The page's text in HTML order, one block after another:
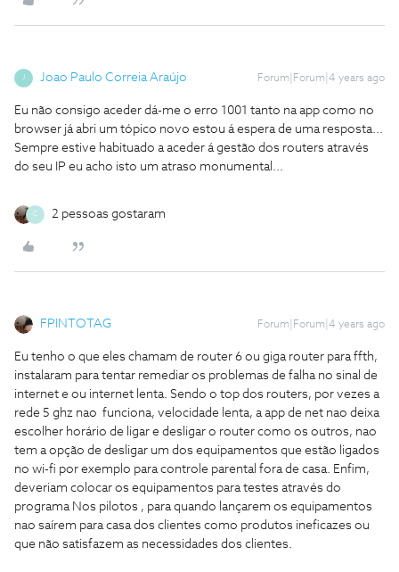
J Joao Paulo Correia Araújo Forum|Forum|4 years ago
Eu não consigo aceder dá-me o erro 1001 tanto na app como no
browser já abri um tópico novo estou á espera de uma resposta...
Sempre estive habituado a aceder á gestão dos routers através
do seu IP eu acho isto um atraso monumental...
C 2 pessoas gostaram
FPINTOTAG Forum|Forum|4 years ago
Eu tenho o que eles chamam de router 6 ou giga router para ffth,
instalaram para tentar remediar os problemas de falha no sinal de
internet e ou internet lenta. Sendo o top dos routers, por vezes a
rede 5 ghz nao funciona, velocidade lenta, a app de net nao deixa
escolher horário de ligar e desligar o router como os outros, nao
tem a opção de desligar um dos equipamentos que estão ligados
no wi-fi por exemplo para controle parental fora de casa. Enfim,
deveriam colocar os equipamentos para testes através do
programa Nos pilotos , para quando lançarem os equipamentos
nao saírem para casa dos clientes como produtos ineficazes ou
que não satisfazem as necessidades dos clientes.